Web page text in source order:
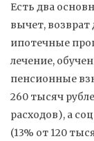
Есть два
вычет, возврат
ипотечные
лечение,
пенсионные
260 тысяч
расходов), а
(13% от 120